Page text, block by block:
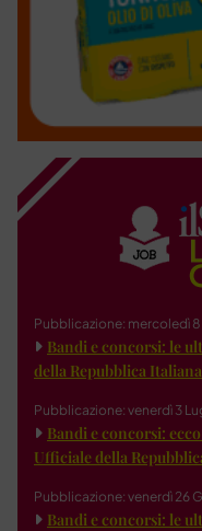
Pubblicazione: mercoledì
Bandi e concorsi: le
della Repubblica
Pubblicazione: venerdì 3
Bandi e concorsi:
Ufficiale della
Pubblicazione: venerdì 26
Bandi e concorsi: le